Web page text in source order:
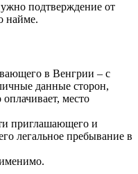
подтверждение от
найме.
в Венгрии – с
данные сторон,
место
приглашающего и
легальное пребывание в